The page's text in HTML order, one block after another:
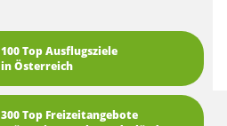
100 Top Ausflugsziele
in Österreich
300 Top Freizeitangebote